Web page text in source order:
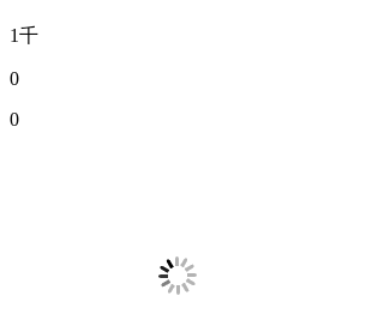
1千
0
0